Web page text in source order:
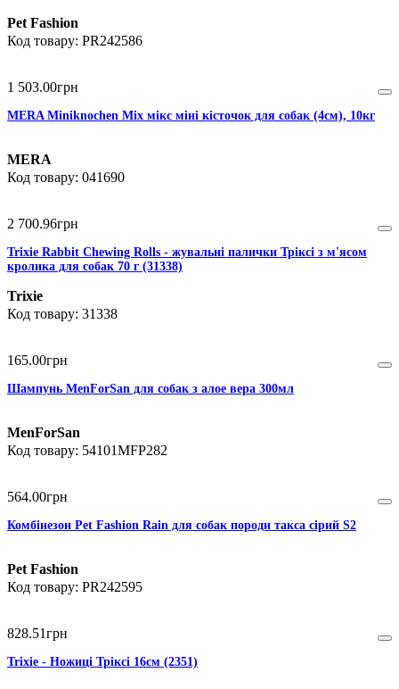
Pet Fashion
PR242586
1 503.00грн
MERA Miniknochen Mix мікс міні кісточок для собак (4см), 10кг
MERA
041690
2 700.96грн
Trixie Rabbit Chewing Rolls - жувальні палички Тріксі з м'ясом
кролика для собак 70 г (31338)
Trixie
31338
165.00грн
Шампунь MenForSan для собак з алое вера 300мл
MenForSan
54101MFP282
564.00грн
Комбінезон Pet Fashion Rain для собак породи такса сірий S2
Pet Fashion
PR242595
828.51грн
Trixie - Ножиці Тріксі 16см (2351)